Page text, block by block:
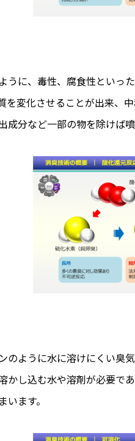
うに、毒性、腐食性とい
を変化させることが出来、
成分など一部の物を除けば
のように水に溶けにくい臭
かし込む水や溶剤が必要
ます。